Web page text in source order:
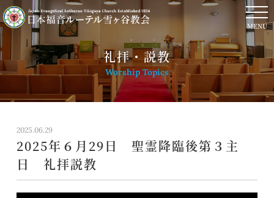
MENU
礼拝・説教
Worship Topics
2025.06.29
2025年６月29日 聖霊降臨後第３主
日 礼拝説教